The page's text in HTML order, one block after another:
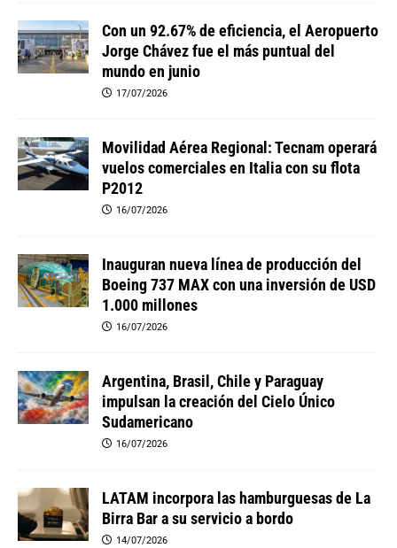
Con un 92.67% de eficiencia, el Aeropuerto
Jorge Chávez fue el más puntual del
mundo en junio
17/07/2026
Movilidad Aérea Regional: Tecnam operará
vuelos comerciales en Italia con su flota
P2012
16/07/2026
Inauguran nueva línea de producción del
Boeing 737 MAX con una inversión de USD
1.000 millones
16/07/2026
Argentina, Brasil, Chile y Paraguay
impulsan la creación del Cielo Único
Sudamericano
16/07/2026
LATAM incorpora las hamburguesas de La
Birra Bar a su servicio a bordo
14/07/2026